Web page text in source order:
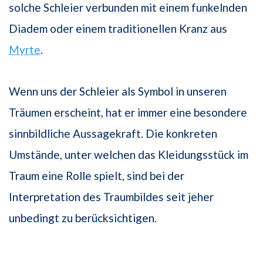
solche Schleier verbunden mit einem funkelnden
Diadem oder einem traditionellen Kranz aus
Myrte.
Wenn uns der Schleier als Symbol in unseren
Träumen erscheint, hat er immer eine besondere
sinnbildliche Aussagekraft. Die konkreten
Umstände, unter welchen das Kleidungsstück im
Traum eine Rolle spielt, sind bei der
Interpretation des Traumbildes seit jeher
unbedingt zu berücksichtigen.